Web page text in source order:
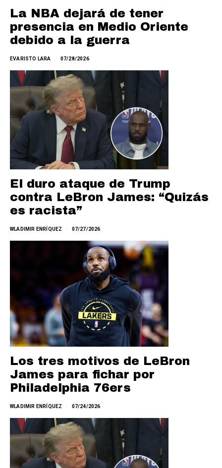
La NBA dejará de tener
presencia en Medio Oriente
debido a la guerra
EVARISTO LARA 07/28/2026
El duro ataque de Trump
contra LeBron James: “Quizás
es racista”
WLADIMIR ENRÍQUEZ 07/27/2026
Los tres motivos de LeBron
James para fichar por
Philadelphia 76ers
WLADIMIR ENRÍQUEZ 07/24/2026